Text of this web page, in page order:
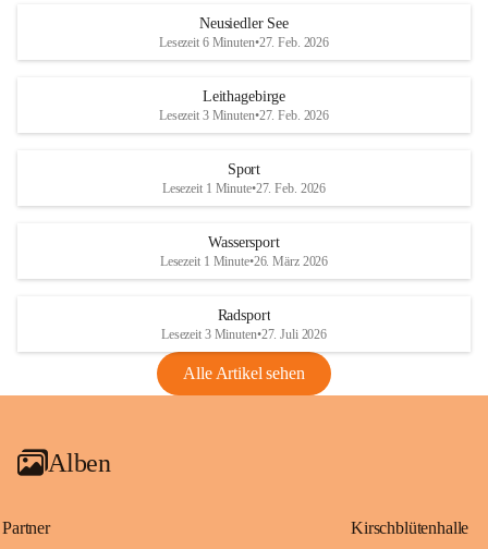
S
und den daraus folgenden wirtschaftlichen
Maßnahmen zur Bekämpfung
Rebe und der Amerikanischen
Anhang VBl. EU Nr. 18
1 Seite•1,4 MB
VBl. EU Nr. 18_2026
r
S
Neusiedler See
Lesezeit 6 Minuten•27. Feb. 2026
Leithagebirge
Lesezeit 3 Minuten•27. Feb. 2026
Sport
Lesezeit 1 Minute•27. Feb. 2026
Wassersport
Lesezeit 1 Minute•26. März 2026
Radsport
Lesezeit 3 Minuten•27. Juli 2026
Alle Artikel sehen
Alben
Partner Kirschblütenhalle